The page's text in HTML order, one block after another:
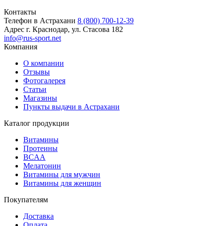
Контакты
Телефон в Астрахани 8 (800) 700-12-39
Адрес г. Краснодар, ул. Стасова 182
info@rus-sport.net
Компания
О компании
Отзывы
Фотогалерея
Статьи
Магазины
Пункты выдачи в Астрахани
Каталог продукции
Витамины
Протеины
BCAA
Мелатонин
Витамины для мужчин
Витамины для женщин
Покупателям
Доставка